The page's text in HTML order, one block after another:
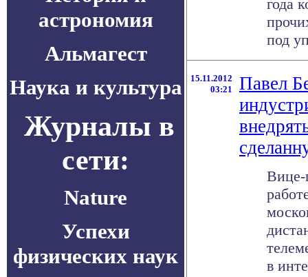
астрономия
Альмагест
Наука и культура
Журналы в
сети:
Nature
Успехи
физических наук
года
под
15.11.2012
03:21
Павел
Вице-
в